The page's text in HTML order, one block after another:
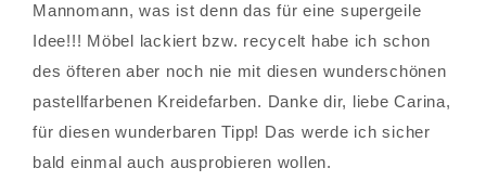
Mannomann, was ist denn das für eine supergeile
Idee!!! Möbel lackiert bzw. recycelt habe ich schon
des öfteren aber noch nie mit diesen wunderschönen
pastellfarbenen Kreidefarben. Danke dir, liebe Carina,
für diesen wunderbaren Tipp! Das werde ich sicher
bald einmal auch ausprobieren wollen.